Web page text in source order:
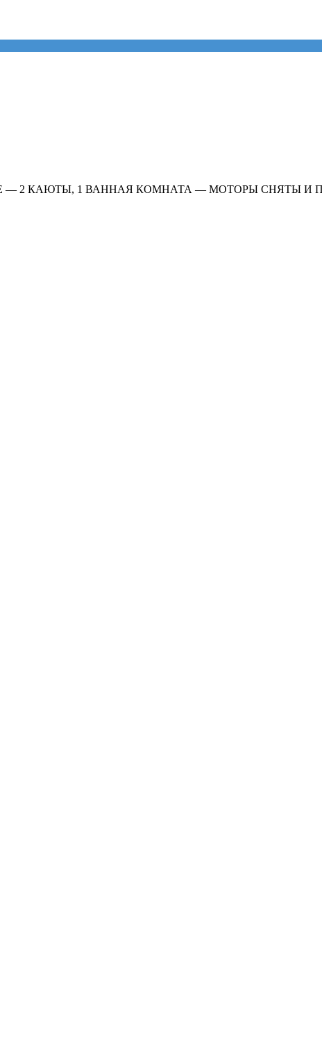
— 2 КАЮТЫ, 1 ВАННАЯ КОМНАТА — МОТОРЫ СНЯТЫ И